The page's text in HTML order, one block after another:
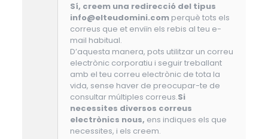
Sí, creem una redirecció del tipus
info@elteudomini.comperquè tots els
correus que et enviïn els rebis al teu e-
mail habitual.
D’aquesta manera, pots utilitzar un correu
electrònic corporatiu i seguir treballant
amb el teu correu electrònic de tota la
vida, sense haver de preocupar-te de
consultar múltiples correus.Si
necessites diversos correus
electrònics nous, ens indiques els que
necessites, i els creem.